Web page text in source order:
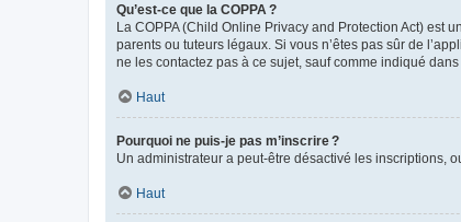
Qu’est-ce que la COPPA ?
La COPPA (Child Online Privacy and Protection Act) est
parents ou tuteurs légaux. Si vous n’êtes pas sûr de
ne les contactez pas à ce sujet, sauf comme indiqué
Haut
Pourquoi ne puis-je pas m’inscrire ?
Un administrateur a peut-être désactivé les inscriptions,
Haut